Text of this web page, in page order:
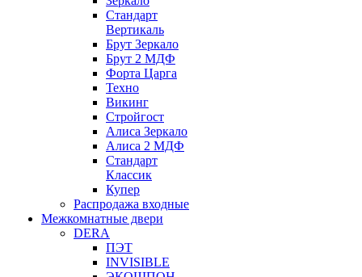
Стандарт
Вертикаль
Брут Зеркало
Брут 2 МДФ
Форта Царга
Техно
Викинг
Стройгост
Алиса Зеркало
Алиса 2 МДФ
Стандарт
Классик
Купер
Распродажа входные
Межкомнатные двери
DERA
ПЭТ
INVISIBLE